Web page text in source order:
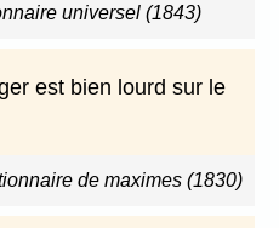
universel (1843)
est bien lourd sur le
de maximes (1830)